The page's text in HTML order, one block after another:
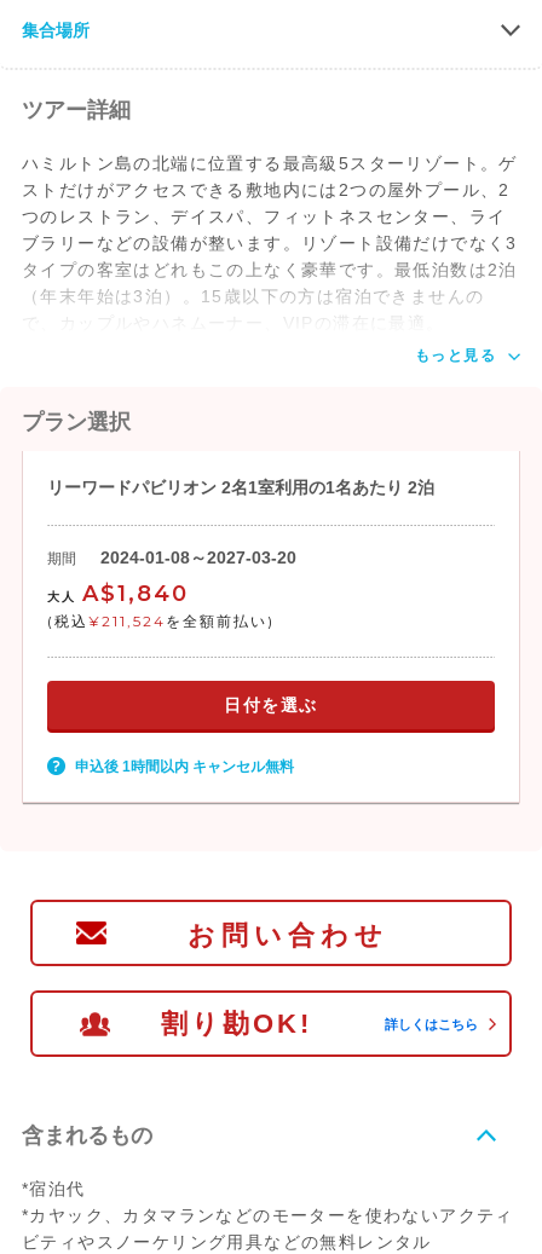
集合場所
ツアー詳細
ハミルトン島の北端に位置する最高級5スターリゾート。ゲ
ストだけがアクセスできる敷地内には2つの屋外プール、2
つのレストラン、デイスパ、フィットネスセンター、ライ
ブラリーなどの設備が整います。リゾート設備だけでなく3
タイプの客室はどれもこの上なく豪華です。最低泊数は2泊
（年末年始は3泊）。15歳以下の方は宿泊できませんの
で、カップルやハネムーナー、VIPの滞在に最適。
もっと見る
プラン選択
リーワードパビリオン 2名1室利用の1名あたり 2泊
期間 2024-01-08～2027-03-20
大人 A$1,840
(税込 ¥211,524 を全額前払い)
日付を選ぶ
申込後 1時間以内 キャンセル無料
お問い合わせ
割り勘OK! 詳しくはこちら
含まれるもの
*宿泊代
*カヤック、カタマランなどのモーターを使わないアクティ
ビティやスノーケリング用具などの無料レンタル